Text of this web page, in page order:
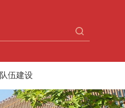
队伍建设